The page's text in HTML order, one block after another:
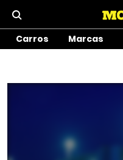
Carros Marcas